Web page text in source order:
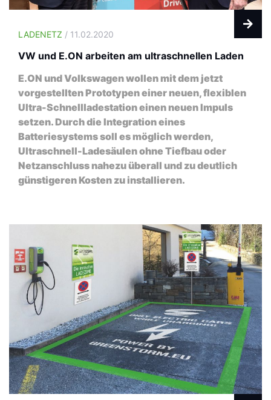
LADENETZ / 11.02.2020
VW und E.ON arbeiten am ultraschnellen Laden
E.ON und Volkswagen wollen mit dem jetzt
vorgestellten Prototypen einer neuen, flexiblen
Ultra-Schnellladestation einen neuen Impuls
setzen. Durch die Integration eines
Batteriesystems soll es möglich werden,
Ultraschnell-Ladesäulen ohne Tiefbau oder
Netzanschluss nahezu überall und zu deutlich
günstigeren Kosten zu installieren.